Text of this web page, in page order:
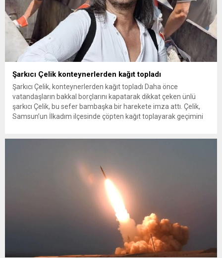
Şarkıcı Çelik konteynerlerden kağıt topladı
Şarkıcı Çelik, konteynerlerden kağıt topladı Daha önce
vatandaşların bakkal borçlarını kapatarak dikkat çeken ünlü
şarkıcı Çelik, bu sefer bambaşka bir harekete imza attı. Çelik,
Samsun’un İlkadım ilçesinde çöpten kağıt toplayarak geçimini